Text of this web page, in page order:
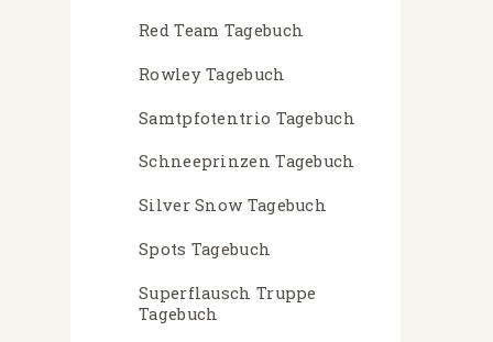
Red Team Tagebuch
Rowley Tagebuch
Samtpfotentrio Tagebuch
Schneeprinzen Tagebuch
Silver Snow Tagebuch
Spots Tagebuch
Superflausch Truppe
Tagebuch